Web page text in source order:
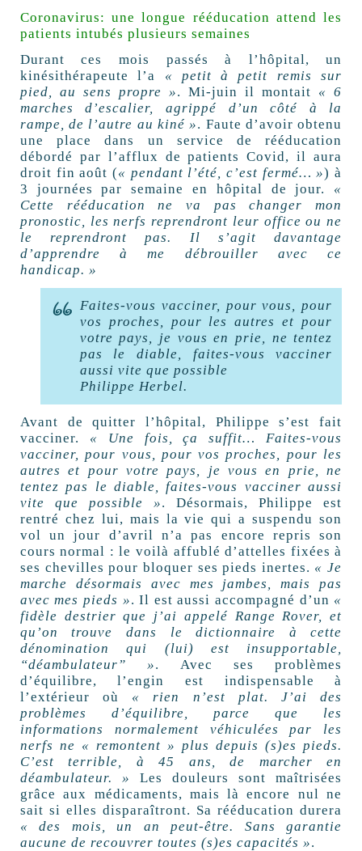
Coronavirus: une longue rééducation attend les
patients intubés plusieurs semaines
Durant ces mois passés à l’hôpital, un
kinésithérapeute l’a
« petit à petit remis sur
pied, au sens propre ». Mi-juin il montait « 6
marches d’escalier, agrippé d’un côté à la
rampe, de l’autre au kiné ». Faute d’avoir obtenu
une place dans un service de rééducation
débordé par l’afflux de patients Covid, il aura
droit fin août (« pendant l’été, c’est fermé… ») à
3 journées par semaine en hôpital de jour. «
Cette rééducation ne va pas changer mon
pronostic, les nerfs reprendront leur office ou ne
le reprendront pas. Il s’agit davantage
d’apprendre à me débrouiller avec ce
handicap. »
Faites-vous vacciner, pour vous, pour
vos proches, pour les autres et pour
votre pays, je vous en prie, ne tentez
pas le diable, faites-vous vacciner
aussi vite que possible
Philippe Herbel.
Avant de quitter l’hôpital, Philippe s’est fait
vacciner. « Une fois, ça suffit… Faites-vous
vacciner, pour vous, pour vos proches, pour les
autres et pour votre pays, je vous en prie, ne
tentez pas le diable, faites-vous vacciner aussi
vite que possible ». Désormais, Philippe est
rentré chez lui, mais la vie qui a suspendu son
vol un jour d’avril n’a pas encore repris son
cours normal : le voilà affublé d’attelles fixées à
ses chevilles pour bloquer ses pieds inertes. « Je
marche désormais avec mes jambes, mais pas
avec mes pieds ». Il est aussi accompagné d’un «
fidèle destrier que j’ai appelé Range Rover, et
qu’on trouve dans le dictionnaire à cette
dénomination qui (lui) est insupportable,
“déambulateur” ». Avec ses problèmes
d’équilibre, l’engin est indispensable à
l’extérieur où « rien n’est plat. J’ai des
problèmes d’équilibre, parce que les
informations normalement véhiculées par les
nerfs ne « remontent » plus depuis (s)es pieds.
C’est terrible, à 45 ans, de marcher en
déambulateur. »
Les douleurs sont maîtrisées
grâce aux médicaments, mais là encore nul ne
sait si elles disparaîtront. Sa rééducation durera
« des mois, un an peut-être. Sans garantie
aucune de recouvrer toutes (s)es capacités ».